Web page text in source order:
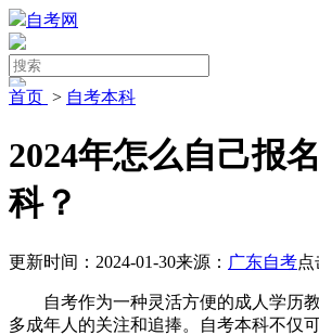
自考网
首页 > 自考本科
2024年怎么自己报
科？
更新时间：2024-01-30来源： 广东自考点
自考作为一种灵活方便的成人学历教
多成年人的关注和追捧。自考本科不仅